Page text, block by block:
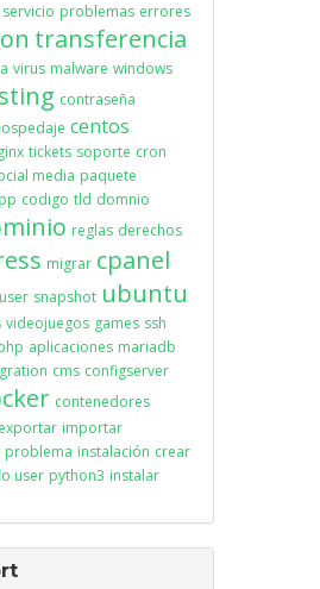
servicio problemas errores
transferencia
virus malware windows
contraseña
centos
tickets soporte cron
media paquete
codigo tld domnio
reglas derechos
migrar cpanel
user snapshot ubuntu
videojuegos games ssh
aplicaciones mariadb
cms configserver
contenedores
exportar importar
problema instalación crear
user python3 instalar